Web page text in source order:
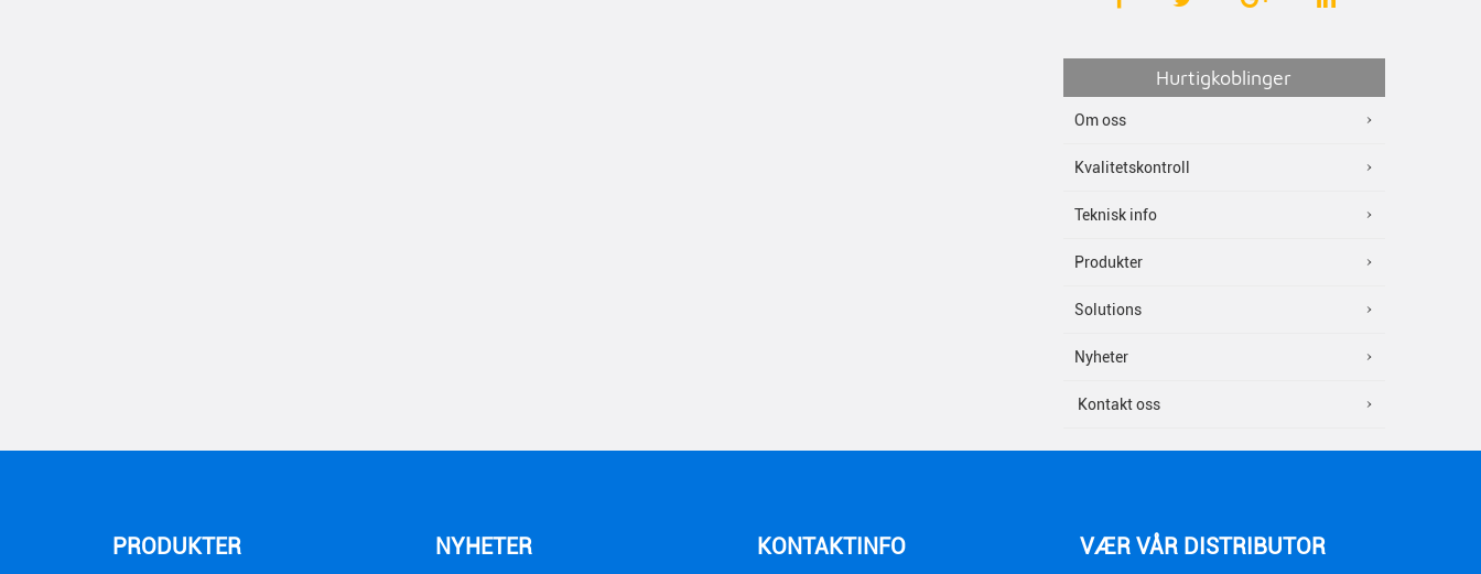
Hurtigkoblinger
Om oss
Kvalitetskontroll
Teknisk info
Produkter
Solutions
Nyheter
Kontakt oss
PRODUKTER NYHETER KONTAKTINFO VÆR VÅR DISTRIBUTOR